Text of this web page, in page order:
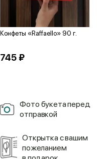
Конфеты «Raffaello» 90 г.
745 ₽
Фото букета перед
отправкой
Открытка с вашим
пожеланием